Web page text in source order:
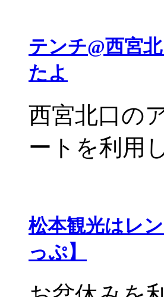
テンチ@西宮
たよ
西宮北口の
ートを利用
松本観光はレ
っぷ】